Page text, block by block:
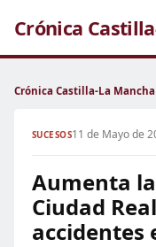
Crónica
Crónica Castilla-La Mancha
SUCESOS11 de Mayo de
Aumenta
Ciudad
accidentes